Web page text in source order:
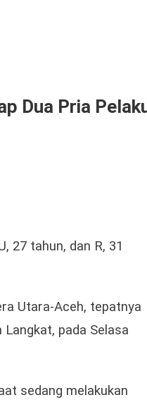
Dua Pria
27 tahun, dan R, 31
Utara-Aceh, tepatnya
pada Selasa
sedang melakukan